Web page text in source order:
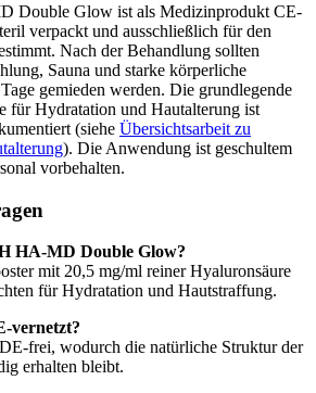
Double Glow ist als Medizinprodukt CE-
verpackt und ausschließlich für den
Nach der Behandlung sollten
Sauna und starke körperliche
gemieden werden. Die grundlegende
für Hydratation und Hautalterung ist
(siehe Übersichtsarbeit zu
). Die Anwendung ist geschultem
vorbehalten.
HA-MD Double Glow?
mit 20,5 mg/ml reiner Hyaluronsäure
für Hydratation und Hautstraffung.
vernetzt?
frei, wodurch die natürliche Struktur der
erhalten bleibt.